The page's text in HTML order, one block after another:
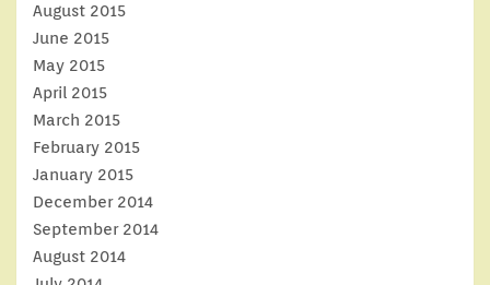
August 2015
June 2015
May 2015
April 2015
March 2015
February 2015
January 2015
December 2014
September 2014
August 2014